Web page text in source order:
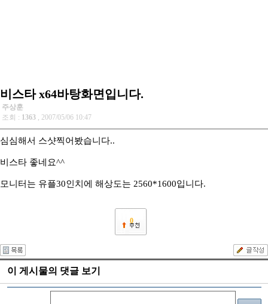
비스타 x64바탕화면입니다.
주상훈
조회 : 1363 , 2007/05/06 10:47
심심해서 스샷찍어봤습니다..
비스타 좋네요^^
모니터는 유플30인치에 해상도는 2560*1600입니다.
0
이 게시물의 댓글 보기